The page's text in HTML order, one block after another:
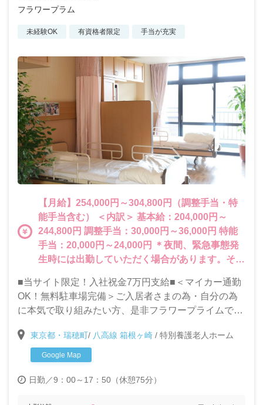
フラワープラム
未経験OK 有資格者限定 手当が充実
【月給】254,000円～304,800円（調整手当・特
能手当含む） ＜内訳＞ 基本給：204,000円～
244,800円 調整手当：30,000円～36,000円 特能
手当：20,000円～24,000円 ＊夜間、緊急事態発
生時には出勤していただく場合があります。その
■当サイト限定！入社祝金7万円支給■＜マイカー通勤
OK！無料駐車場完備＞ご入居者さまの為・自分の為
に本気で取り組みたい方、是非フラワープライムで一
上に特化した取り組みを行い、おむつゼロを目指して
います。
東京都・瑞穂町/ 八高線 箱根ヶ崎 / 特別養護老人ホーム
Google Map
日勤／9：00～17：50（休憩75分）